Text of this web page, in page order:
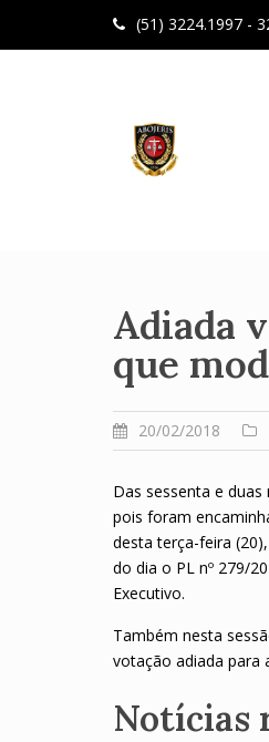
(51) 3224.1997 -
Adiada
que
20/02/2018
Das sessenta e
pois foram
desta terça-feira
do dia o PL nº 279/
Executivo.
Também nesta
votação adiada para
Notícias